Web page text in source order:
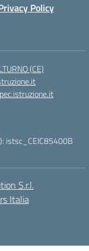
Policy
(CE)
istsc_CEIC85400B
S.r.l.
Italia